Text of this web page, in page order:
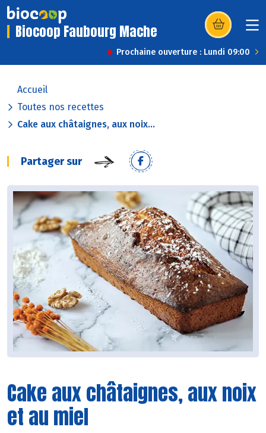
Biocoop Faubourg Mache (s’ouvre dans
Prochaine ouverture : Lundi 09:00
Accueil
Toutes nos recettes
Cake aux châtaignes, aux noix...
Partager sur
Cake aux châtaignes, aux noix
et au miel